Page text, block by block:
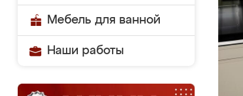
Мебель для ванной
Наши работы